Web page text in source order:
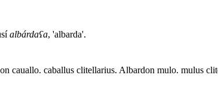
albárdaʕa, 'albarda'.
cauallo. caballus clitellarius. Albardon mulo. mulus